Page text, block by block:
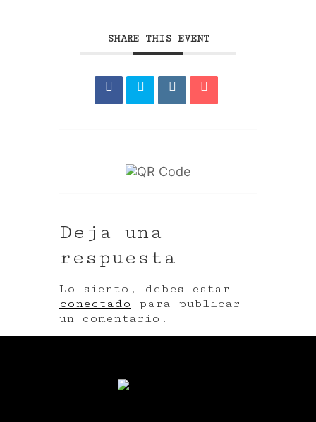
SHARE THIS EVENT
Deja una
respuesta
Lo siento, debes estar
conectado para publicar
un comentario.